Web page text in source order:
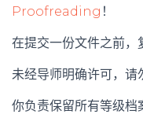
Proofreading ！
在提交一份文件之前，
未经导师明确许可，请
你负责保留所有等级档